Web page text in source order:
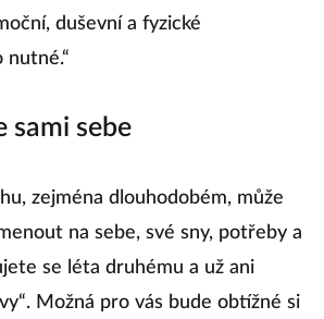
duševní a fyzické
nutné.“
sami sebe
zejména dlouhodobém, může
na sebe, své sny, potřeby a
se léta druhému a už ani
Možná pro vás bude obtížné si